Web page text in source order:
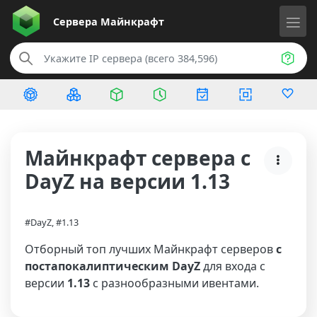
Сервера Майнкрафт
Майнкрафт сервера с
DayZ на версии 1.13
#DayZ, #1.13
Отборный топ лучших Майнкрафт серверовс
постапокалиптическим DayZдля входа с
версии 1.13 с разнообразными ивентами.